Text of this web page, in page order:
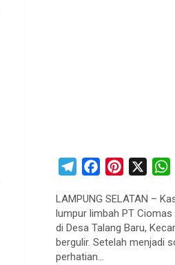
l
e
g
r
c
e
b
n
e
t
LAMPUNG SELATAN –
lumpur limbah PT
di Desa Talang Baru,
bergulir. Setelah menjadi
perhatian…